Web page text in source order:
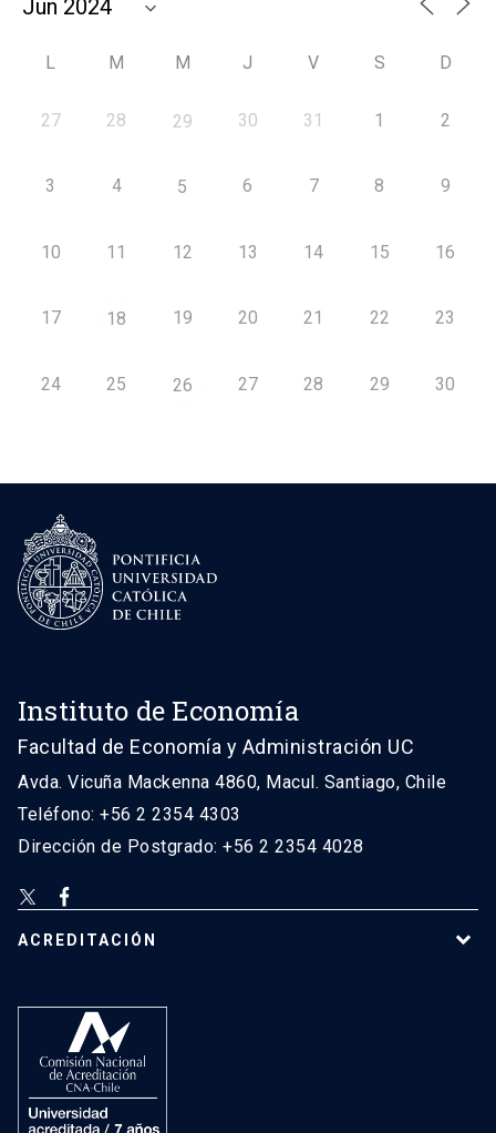
L M M J V S D
27 28 29 30 31 1 2
3 4 5 6 7 8 9
10 11 12 13 14 15 16
17 18 19 20 21 22 23
24 25 26 27 28 29 30
Instituto de Economía
Facultad de Economía y Administración UC
Avda. Vicuña Mackenna 4860, Macul. Santiago, Chile
Teléfono: +56 2 2354 4303
Dirección de Postgrado: +56 2 2354 4028
ACREDITACIÓN